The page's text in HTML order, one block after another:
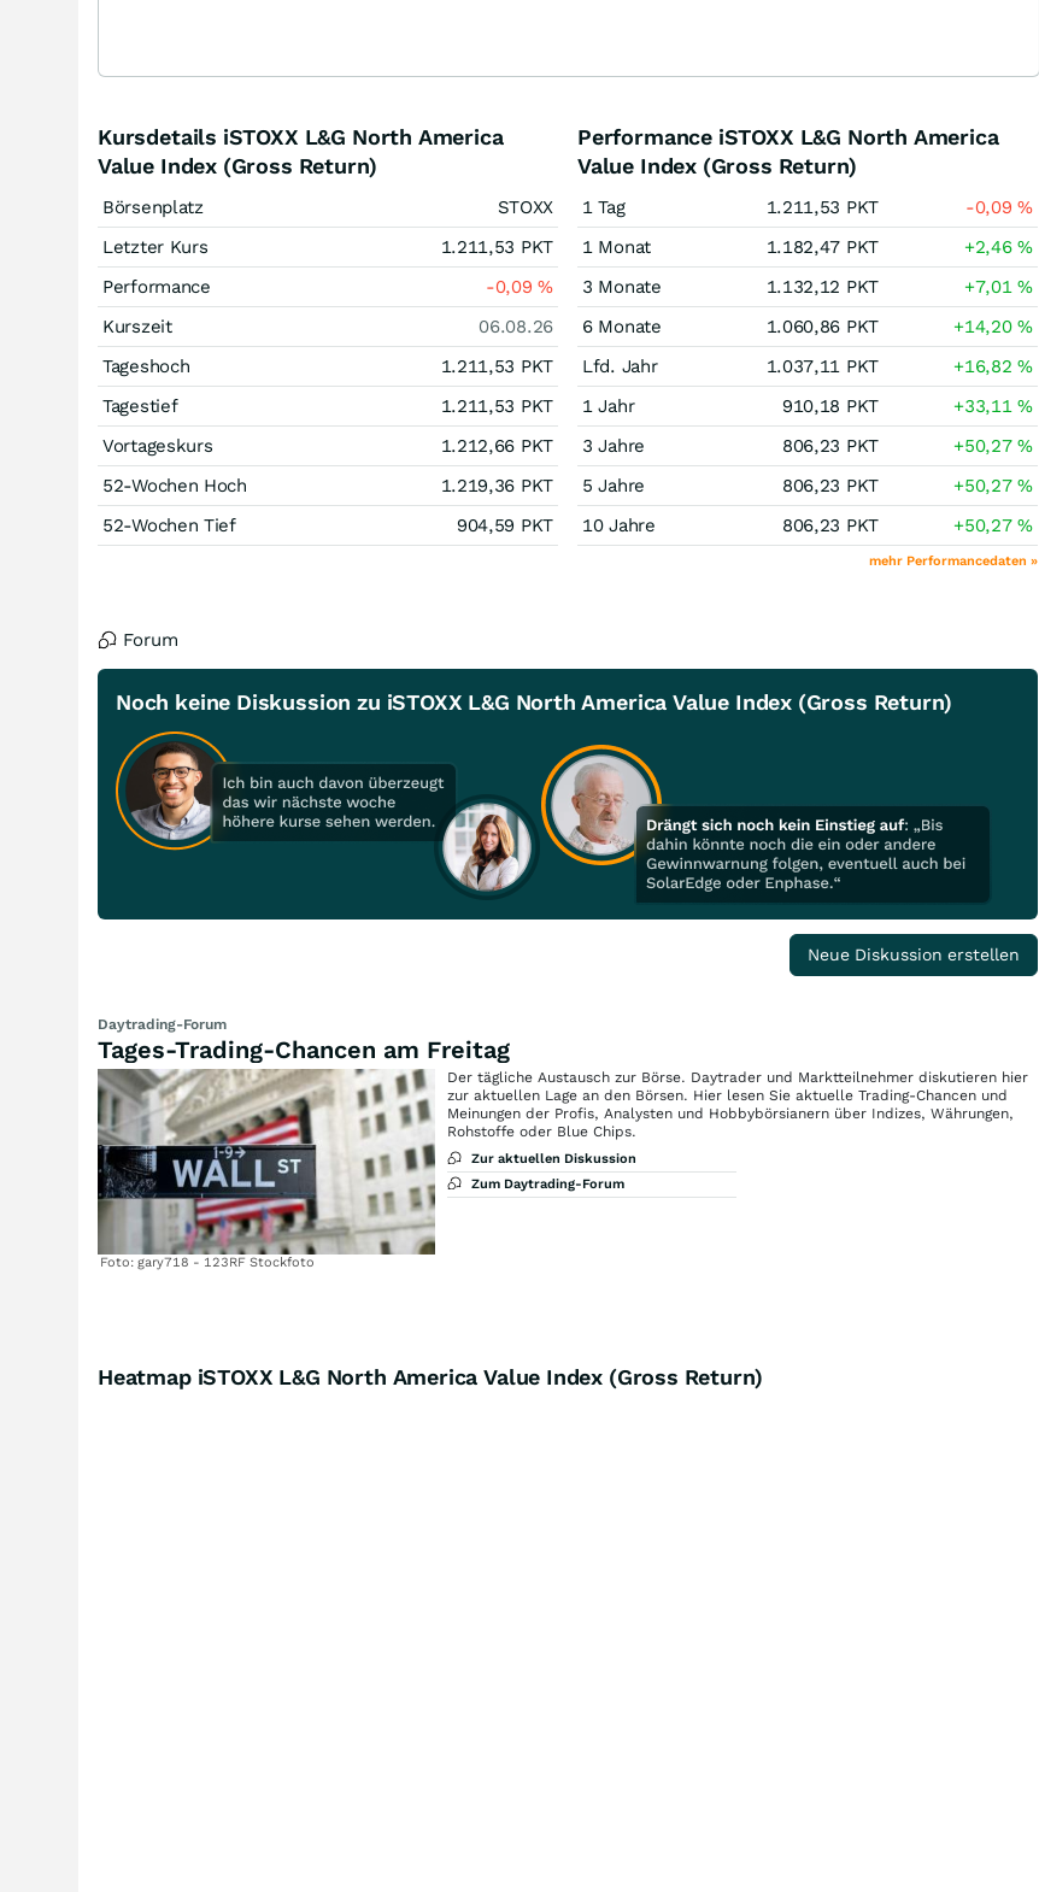
Kursdetails iSTOXX L&G North America
Value Index (Gross Return)
Börsenplatz
STOXX
Letzter Kurs
1.211,53 PKT
Performance
-0,09%
Kurszeit
06.08.26
Tageshoch
1.211,53 PKT
Tagestief
1.211,53 PKT
Vortageskurs
1.212,66 PKT
52-Wochen Hoch
1.219,36 PKT
52-Wochen Tief
904,59 PKT
Performance iSTOXX L&G North America
Value Index (Gross Return)
1 Tag 1.211,53 PKT -0,09%
1 Monat
1.182,47 PKT +2,46%
3 Monate
1.132,12 PKT +7,01%
6 Monate
1.060,86 PKT +14,20%
Lfd. Jahr
1.037,11 PKT +16,82%
1 Jahr
910,18 PKT +33,11%
3 Jahre
806,23 PKT +50,27%
5 Jahre
806,23 PKT +50,27%
10 Jahre
806,23 PKT +50,27%
mehr Performancedaten »
Forum
Noch keine Diskussion zu iSTOXX L&G North America Value Index (Gross Return)
Neue Diskussion erstellen
Daytrading-Forum
Tages-Trading-Chancen am Freitag
Foto: gary718 - 123RF Stockfoto
Der tägliche Austausch zur Börse. Daytrader und Marktteilnehmer diskutieren hier
zur aktuellen Lage an den Börsen. Hier lesen Sie aktuelle Trading-Chancen und
Meinungen der Profis, Analysten und Hobbybörsianern über Indizes, Währungen,
Rohstoffe oder Blue Chips.
Zur aktuellen Diskussion
Zum Daytrading-Forum
Heatmap iSTOXX L&G North America Value Index (Gross Return)